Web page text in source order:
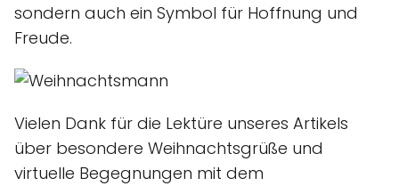
sondern auch ein Symbol für Hoffnung und
Freude.
Vielen Dank für die Lektüre unseres Artikels
über besondere Weihnachtsgrüße und
virtuelle Begegnungen mit dem